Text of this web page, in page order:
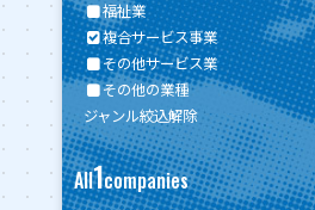
福祉業
複合サービス事業
その他サービス業
その他の業種
ジャンル絞込解除
All1companies